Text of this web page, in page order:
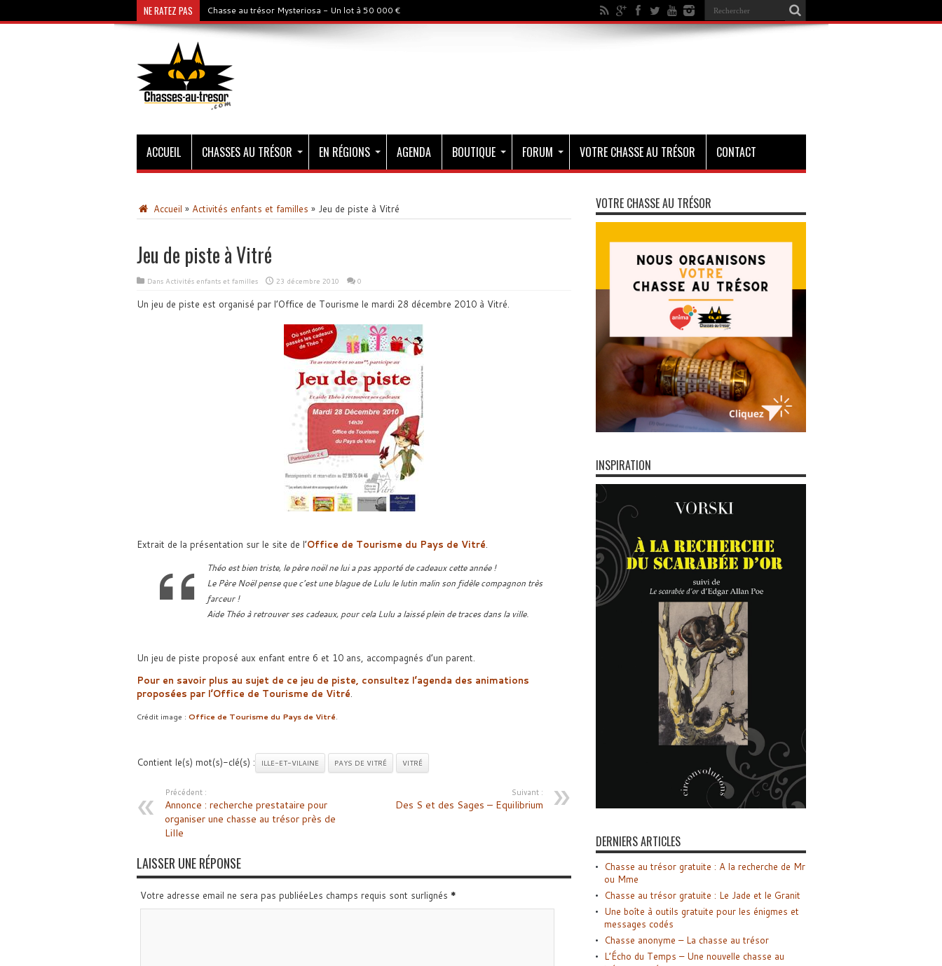
NE RATEZ PAS Chasse au trésor Mysteriosa - Un lot à 50 000 €
ACCUEIL CHASSES AU TRÉSOR EN RÉGIONS AGENDA BOUTIQUE FORUM VOTRE CHASSE AU TRÉSOR CONTACT
Accueil » Activités enfants et familles » Jeu de piste à Vitré
Jeu de piste à Vitré
Dans Activités enfants et familles 23 décembre 2010 0
Un jeu de piste est organisé par l’Office de Tourisme le mardi 28 décembre 2010 à Vitré.
Extrait de la présentation sur le site de l’Office de Tourisme du Pays de Vitré.
Théo est bien triste, le père noël ne lui a pas apporté de cadeaux cette année !
Le Père Noël pense que c’est une blague de Lulu le lutin malin son fidèle compagnon très
farceur !
Aide Théo à retrouver ses cadeaux, pour cela Lulu a laissé plein de traces dans la ville.
Un jeu de piste proposé aux enfant entre 6 et 10 ans, accompagnés d’un parent.
Pour en savoir plus au sujet de ce jeu de piste, consultez l’agenda des animations
proposées par l’Office de Tourisme de Vitré.
Crédit image : Office de Tourisme du Pays de Vitré.
Contient le(s) mot(s)-clé(s) : ILLE-ET-VILAINE PAYS DE VITRÉ VITRÉ
Précédent :
Annonce : recherche prestataire pour
organiser une chasse au trésor près de
Lille
Suivant :
Des S et des Sages – Equilibrium
LAISSER UNE RÉPONSE
Votre adresse email ne sera pas publiéeLes champs requis sont surlignés *
VOTRE CHASSE AU TRÉSOR
INSPIRATION
DERNIERS ARTICLES
Chasse au trésor gratuite : A la recherche de Mr
ou Mme
Chasse au trésor gratuite : Le Jade et le Granit
Une boîte à outils gratuite pour les énigmes et
messages codés
Chasse anonyme – La chasse au trésor
L’Écho du Temps – Une nouvelle chasse au